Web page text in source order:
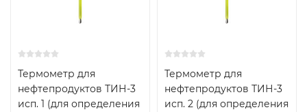
Термометр для
нефтепродуктов ТИН-3
исп. 1 (для определения
Термометр для
нефтепродуктов ТИН-3
исп. 2 (для определения